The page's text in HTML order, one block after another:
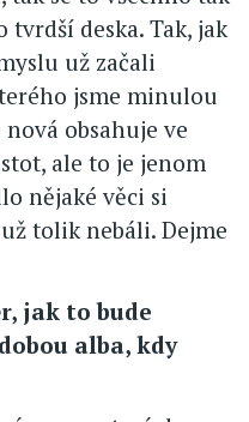
tvrdší deska. Tak, jak
už začali
jsme minulou
obsahuje ve
ale to je jenom
nějaké věci si
tolik nebáli. Dejme
jak to bude
alba, kdy